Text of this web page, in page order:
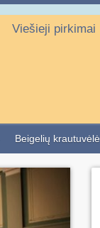
Viešieji pirkimai
Beigelių krautuvėlė